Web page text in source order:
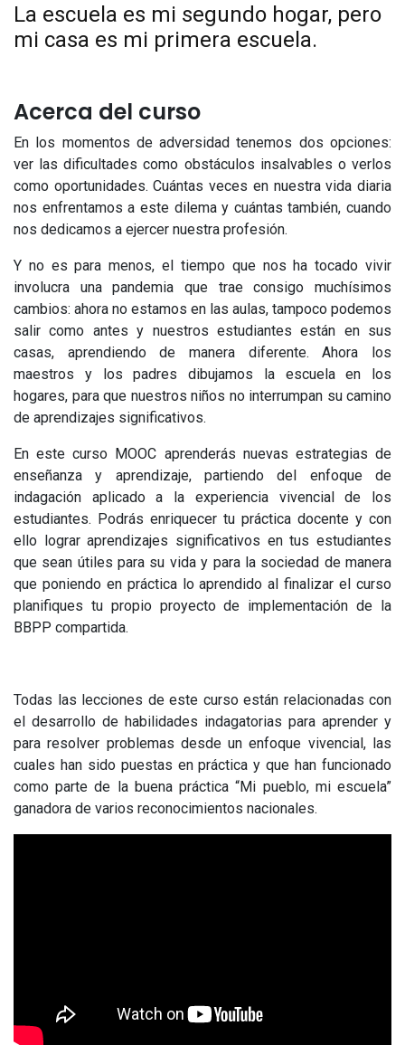
La escuela es mi segundo hogar, pero
mi casa es mi primera escuela.
Acerca del curso
En los momentos de adversidad tenemos dos opciones:
ver las dificultades como obstáculos insalvables o verlos
como oportunidades. Cuántas veces en nuestra vida diaria
nos enfrentamos a este dilema y cuántas también, cuando
nos dedicamos a ejercer nuestra profesión.
Y no es para menos, el tiempo que nos ha tocado vivir
involucra una pandemia que trae consigo muchísimos
cambios: ahora no estamos en las aulas, tampoco podemos
salir como antes y nuestros estudiantes están en sus
casas, aprendiendo de manera diferente. Ahora los
maestros y los padres dibujamos la escuela en los
hogares, para que nuestros niños no interrumpan su camino
de aprendizajes significativos.
En este curso MOOC aprenderás nuevas estrategias de
enseñanza y aprendizaje, partiendo del enfoque de
indagación aplicado a la experiencia vivencial de los
estudiantes. Podrás enriquecer tu práctica docente y con
ello lograr aprendizajes significativos en tus estudiantes
que sean útiles para su vida y para la sociedad de manera
que poniendo en práctica lo aprendido al finalizar el curso
planifiques tu propio proyecto de implementación de la
BBPP compartida.
Todas las lecciones de este curso están relacionadas con
el desarrollo de habilidades indagatorias para aprender y
para resolver problemas desde un enfoque vivencial, las
cuales han sido puestas en práctica y que han funcionado
como parte de la buena práctica “Mi pueblo, mi escuela”
ganadora de varios reconocimientos nacionales.